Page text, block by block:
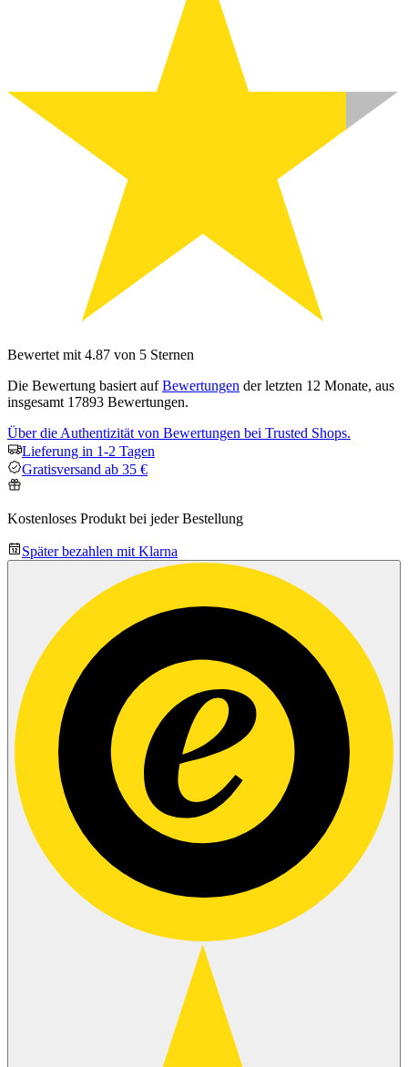
Bewertet mit 4.87 von 5 Sternen
Die Bewertung basiert aufBewertungen der letzten 12 Monate, aus
insgesamt 17893 Bewertungen.
Über die Authentizität von Bewertungen bei Trusted Shops.
Lieferung in 1-2 Tagen
Gratisversand ab 35 €
Kostenloses Produkt bei jeder Bestellung
Später bezahlen mit Klarna